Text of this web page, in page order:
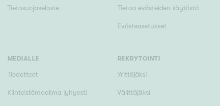
Tyydyttävä
Välttävä
Tietosuojaseloste Tietoa evästeiden käytöstä
Evästeasetukset
MEDIALLE
Tiedotteet
Kiinteistömaailma lyhyesti
REKRYTOINTI
Yrittäjäksi
Välittäjäksi